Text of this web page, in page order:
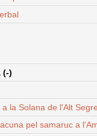
(-)
la Solana de l'Alt
pel samaruc a